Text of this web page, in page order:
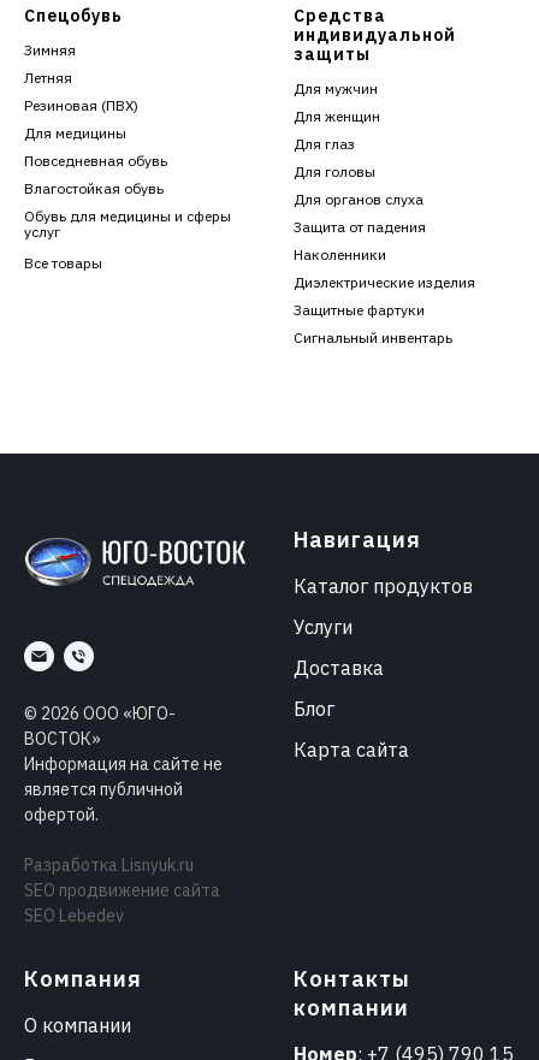
Спецобувь
Зимняя
Летняя
Резиновая (ПВХ)
Для медицины
Повседневная обувь
Влагостойкая обувь
Обувь для медицины и сферы
услуг
Все товары
Средства
индивидуальной
защиты
Для мужчин
Для женщин
Для глаз
Для головы
Для органов слуха
Защита от падения
Наколенники
Диэлектрические изделия
Защитные фартуки
Сигнальный инвентарь
© 2026 ООО «ЮГО-
ВОСТОК»
Информация на сайте не
является публичной
офертой.
Разработка Lisnyuk.ru
SEO продвижение сайта
SEO Lebedev
Навигация
Каталог продуктов
Услуги
Доставка
Блог
Карта сайта
Компания
О компании
Контакты
компании
Номер: +7 (495) 790 15